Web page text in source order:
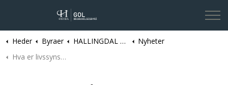
Kontakt oss
Heder Byraer HALLINGDAL | Gol Begravelsesbyrå
Nyheter
Hva er livssynsåpen begravelse?